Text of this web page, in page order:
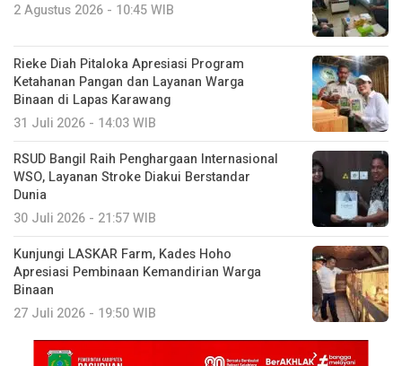
2 Agustus 2026 - 10:45 WIB
Rieke Diah Pitaloka Apresiasi Program
Ketahanan Pangan dan Layanan Warga
Binaan di Lapas Karawang
31 Juli 2026 - 14:03 WIB
RSUD Bangil Raih Penghargaan Internasional
WSO, Layanan Stroke Diakui Berstandar
Dunia
30 Juli 2026 - 21:57 WIB
Kunjungi LASKAR Farm, Kades Hoho
Apresiasi Pembinaan Kemandirian Warga
Binaan
27 Juli 2026 - 19:50 WIB